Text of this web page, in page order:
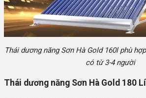
Thái dương năng Sơn Hà Gold 160l phù
có từ 3-4 người
Thái dương năng Sơn Hà Gold 180